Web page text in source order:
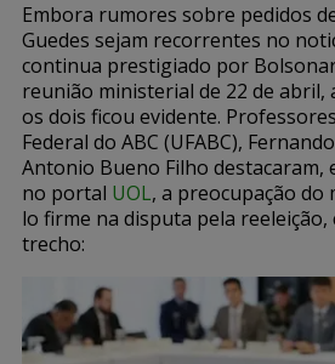
Embora rumores sobre pedidos
Guedes sejam recorrentes no
continua prestigiado por
reunião ministerial de 22 de abril,
os dois ficou evidente.
Federal do ABC (UFABC),
Antonio Bueno Filho destacaram,
no portal UOL, a preocupação
lo firme na disputa pela reeleição,
trecho: